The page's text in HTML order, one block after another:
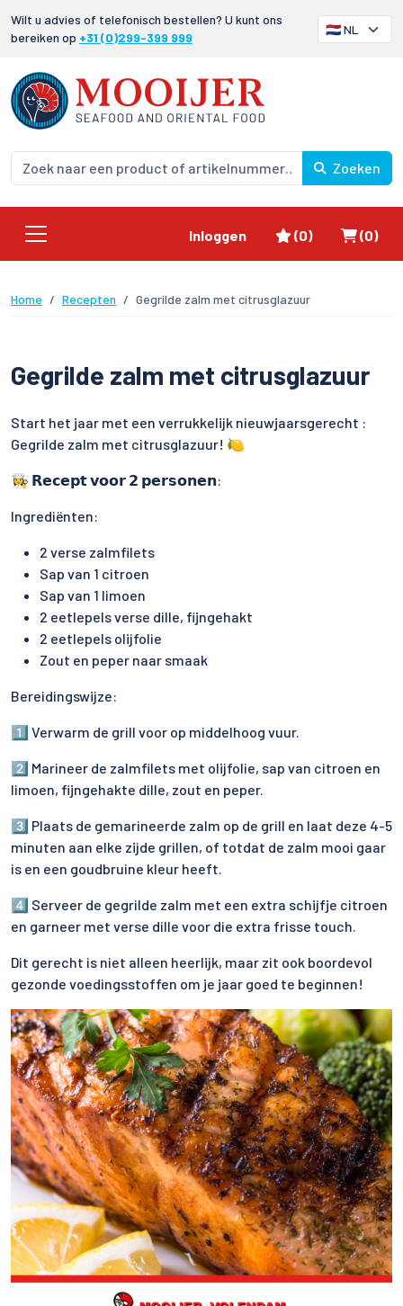
Wilt u advies of telefonisch bestellen? U kunt ons
bereiken op +31 (0)299-399 999
Zoeken
Inloggen Favorieten
(0) (0)
Home Recepten Gegrilde zalm met citrusglazuur
Gegrilde zalm met citrusglazuur
Start het jaar met een verrukkelijk nieuwjaarsgerecht :
Gegrilde zalm met citrusglazuur! 🍋
👩‍🍳 𝗥𝗲𝗰𝗲𝗽𝘁 𝘃𝗼𝗼𝗿 𝟮 𝗽𝗲𝗿𝘀𝗼𝗻𝗲𝗻:
Ingrediënten:
2 verse zalmfilets
Sap van 1 citroen
Sap van 1 limoen
2 eetlepels verse dille, fijngehakt
2 eetlepels olijfolie
Zout en peper naar smaak
Bereidingswijze:
1️⃣ Verwarm de grill voor op middelhoog vuur.
2️⃣ Marineer de zalmfilets met olijfolie, sap van citroen en
limoen, fijngehakte dille, zout en peper.
3️⃣ Plaats de gemarineerde zalm op de grill en laat deze 4-5
minuten aan elke zijde grillen, of totdat de zalm mooi gaar
is en een goudbruine kleur heeft.
4️⃣ Serveer de gegrilde zalm met een extra schijfje citroen
en garneer met verse dille voor die extra frisse touch.
Dit gerecht is niet alleen heerlijk, maar zit ook boordevol
gezonde voedingsstoffen om je jaar goed te beginnen!